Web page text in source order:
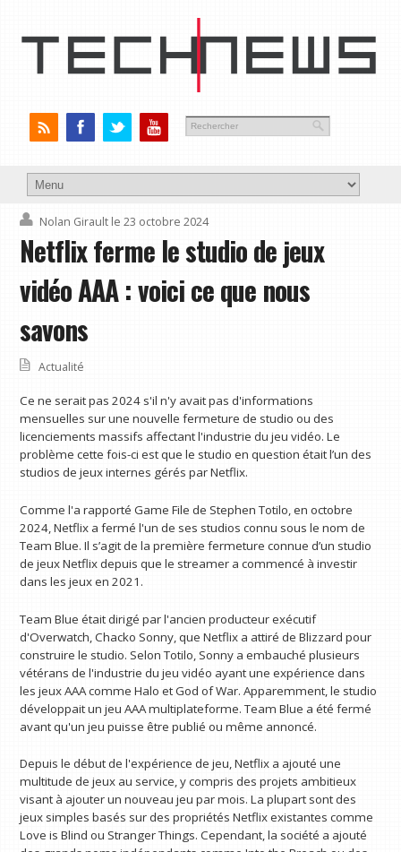
Nolan Girault le 23 octobre 2024
Netflix ferme le studio de jeux
vidéo AAA : voici ce que nous
savons
Actualité
Ce ne serait pas 2024 s'il n'y avait pas d'informations
mensuelles sur une nouvelle fermeture de studio ou des
licenciements massifs affectant l'industrie du jeu vidéo. Le
problème cette fois-ci est que le studio en question était l’un des
studios de jeux internes gérés par Netflix.
Comme l'a rapporté Game File de Stephen Totilo, en octobre
2024, Netflix a fermé l'un de ses studios connu sous le nom de
Team Blue. Il s’agit de la première fermeture connue d’un studio
de jeux Netflix depuis que le streamer a commencé à investir
dans les jeux en 2021.
Team Blue était dirigé par l'ancien producteur exécutif
d'Overwatch, Chacko Sonny, que Netflix a attiré de Blizzard pour
construire le studio. Selon Totilo, Sonny a embauché plusieurs
vétérans de l'industrie du jeu vidéo ayant une expérience dans
les jeux AAA comme Halo et God of War. Apparemment, le studio
développait un jeu AAA multiplateforme. Team Blue a été fermé
avant qu'un jeu puisse être publié ou même annoncé.
Depuis le début de l'expérience de jeu, Netflix a ajouté une
multitude de jeux au service, y compris des projets ambitieux
visant à ajouter un nouveau jeu par mois. La plupart sont des
jeux simples basés sur des propriétés Netflix existantes comme
Love is Blind ou Stranger Things. Cependant, la société a ajouté